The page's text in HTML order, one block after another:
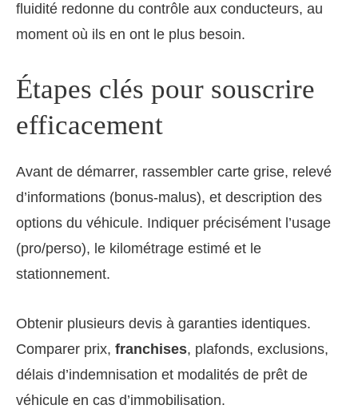
fluidité redonne du contrôle aux conducteurs, au
moment où ils en ont le plus besoin.
Étapes clés pour souscrire
efficacement
Avant de démarrer, rassembler carte grise, relevé
d’informations (bonus-malus), et description des
options du véhicule. Indiquer précisément l’usage
(pro/perso), le kilométrage estimé et le
stationnement.
Obtenir plusieurs devis à garanties identiques.
Comparer prix, franchises, plafonds, exclusions,
délais d’indemnisation et modalités de prêt de
véhicule en cas d’immobilisation.